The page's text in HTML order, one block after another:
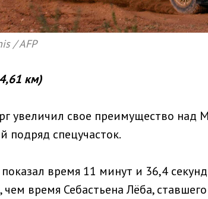
/ AFP
км)
увеличил свое преимущество над
подряд спецучасток.
время 11 минут и 36,4
чем время Себастьена Лёба,